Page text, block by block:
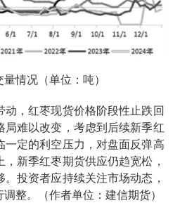
情况（单位：吨）
，红枣现货价格阶段性止跌回
难以改变，考虑到后续新季红
定的利空压力，对盘面反弹高
新季红枣期货供应仍趋宽松，
投资者应持续关注市场动态，
整。（作者单位：建信期货）